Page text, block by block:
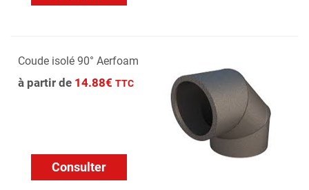
Coude isolé 90° Aerfoam
à partir de 14.88€ TTC
Consulter